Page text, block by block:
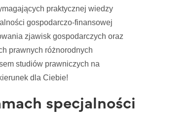
praktycznej wiedzy
gospodarczo-finansowej
zjawisk gospodarczych oraz
prawnych różnorodnych
studiów prawniczych na
dla Ciebie!
specjalności